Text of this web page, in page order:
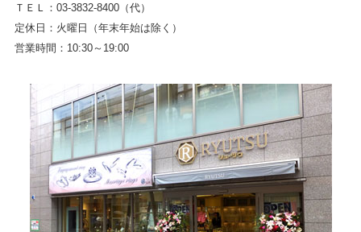
ＴＥＬ：03-3832-8400（代）
定休日：火曜日（年末年始は除く）
営業時間：10:30～19:00